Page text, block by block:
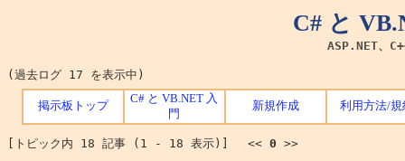
C# と
ASP.NET、
(過去ログ 17 を表示中)
掲示板トップ
C# と VB.NET 入
門
新規作成 利用方法/規
[トピック内 18 記事 (1 - 18 表示)] << 0 >>